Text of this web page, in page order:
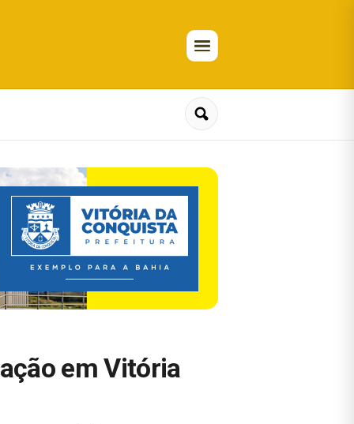
em Vitória